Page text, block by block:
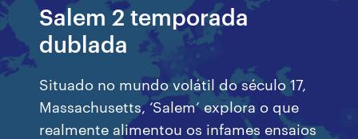
Salem 2 temporada
dublada
Situado no mundo volátil do século 17,
Massachusetts, ‘Salem’ explora o que
realmente alimentou os infames ensaios